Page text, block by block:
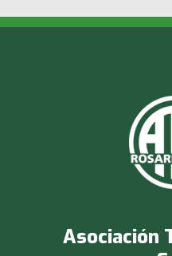
Asociación